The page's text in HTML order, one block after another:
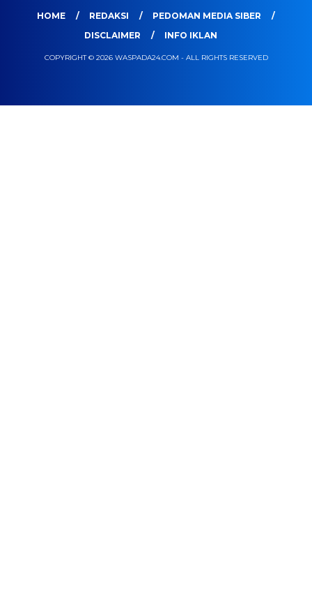
HOME REDAKSI
PEDOMAN MEDIA SIBER
DISCLAIMER
INFO IKLAN
COPYRIGHT © 2026 WASPADA24.COM - ALL RIGHTS RESERVED